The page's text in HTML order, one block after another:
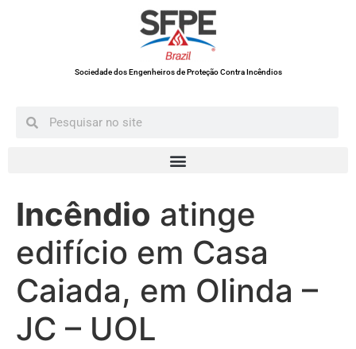
Sociedade dos Engenheiros de Proteção Contra Incêndios
Incêndio atinge
edifício em Casa
Caiada, em Olinda –
JC – UOL